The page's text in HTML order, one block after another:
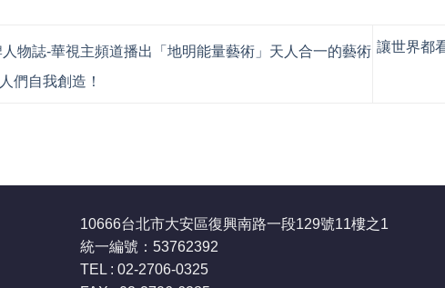
物誌-華視主頻道播出「地明能量藝術」天人合一的藝術
們自我創造！
讓世界都
10666台北市大安區復興南路一段129號11樓之1
統一編號：53762392
TEL : 02-2706-0325